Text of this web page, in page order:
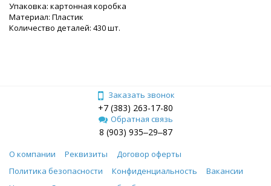
Упаковка: картонная коробка
Материал: Пластик
Количество деталей: 430 шт.
Заказать звонок
+7 (383) 263-17-80
Обратная связь
8 (903) 935‒29‒87
О компании Реквизиты
Договор оферты
Политика безопасности
Конфиденциальность
Вакансии